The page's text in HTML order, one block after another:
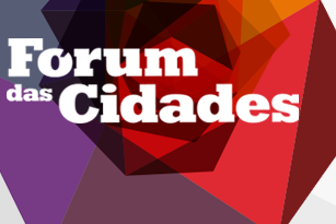
Menu secundário